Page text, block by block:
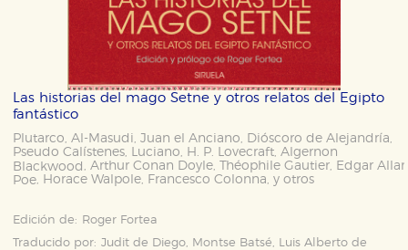
Las historias del mago Setne y otros relatos del Egipto
fantástico
Plutarco,Al-Masudi,Juan el Anciano, Dióscoro de Alejandría,
Pseudo Calístenes, Luciano, H. P. Lovecraft,Algernon
Blackwood ,Arthur Conan Doyle, Théophile Gautier, Edgar
Poe, Horace Walpole, Francesco Colonna,y otros
Edición de:
Roger Fortea
Traducido por: Judit de Diego, Montse Batsé, Luis Alberto de